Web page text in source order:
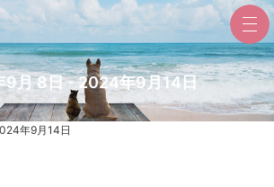
月 8日 - 2024年9月14日
年9月14日